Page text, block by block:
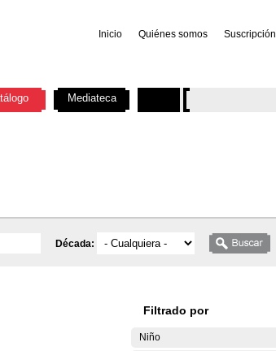
Inicio Quiénes somos Suscripción
Década:
Filtrado por
Niño
Mediateca